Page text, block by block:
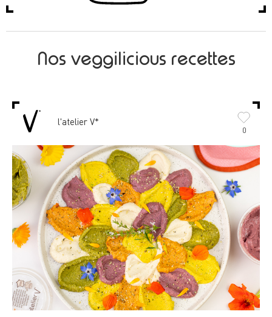
Nos veggilicious recettes
l'atelier V*
0